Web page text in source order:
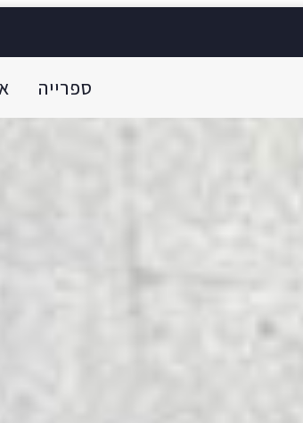
ספרייה
ברולה